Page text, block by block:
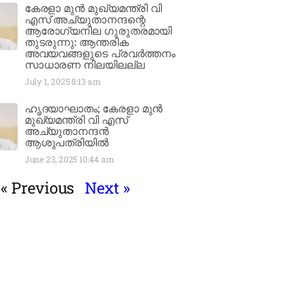
കേരളാ മുൻ മുഖ്യമന്ത്രി വി
എസ് അച്യുതാനന്ദന്റെ
ആരോഗ്യനില ഗുരുതരമായി
തുടരുന്നു: ആന്തരിക
അവയവങ്ങളുടെ പ്രവർത്തനം
സാധാരണ നിലയിലല്ല
July 1, 20258:13 am
ഹൃദയാഘാതം; കേരളാ മുൻ
മുഖ്യമന്ത്രി വി എസ്
അച്യുതാനന്ദൻ
ആശുപത്രിയിൽ
June 23, 2025 10:44 am
« Previous Next »